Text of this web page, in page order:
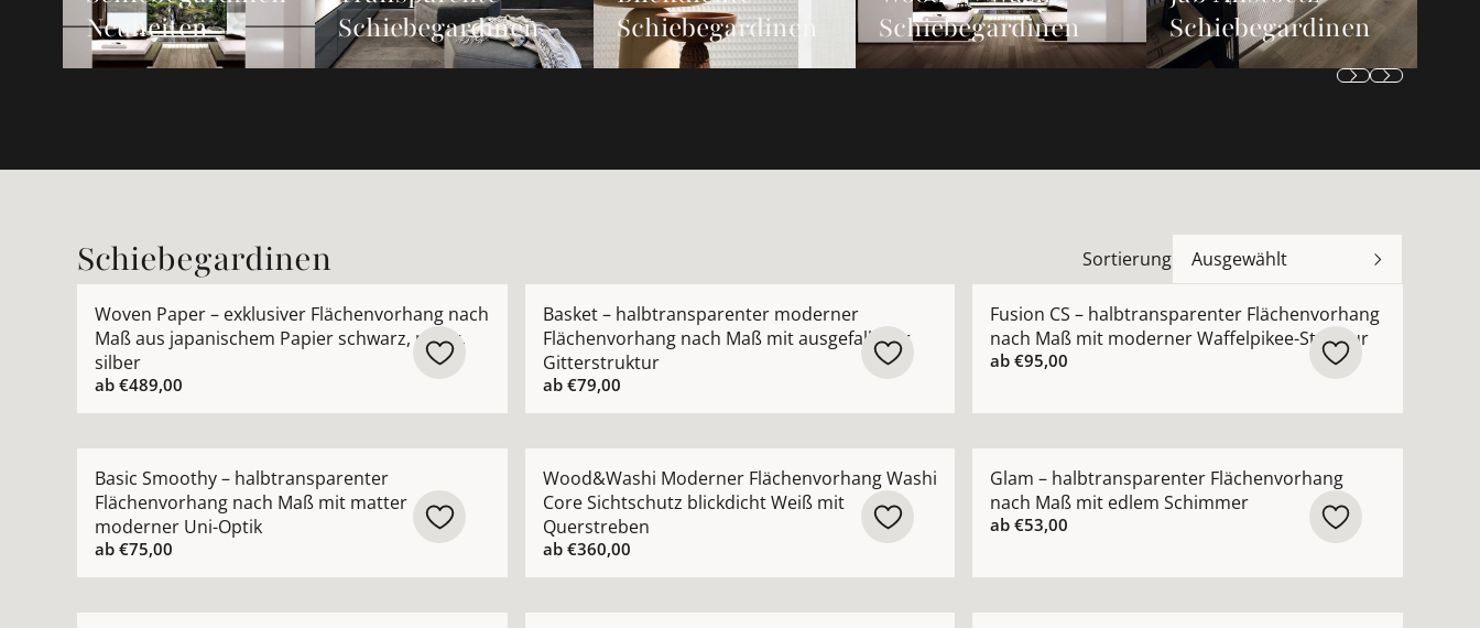
Neuheiten
Schiebegardinen
Schiebegardinen
Schiebegardinen
Schiebegardinen
Schiebegardinen Sortierung Ausgewählt
Woven Paper – exklusiver Flächenvorhang nach
Maß aus japanischem Papier schwarz, natur,
silber
ab €489,00
Basket – halbtransparenter moderner
Flächenvorhang nach Maß mit ausgefallener
Gitterstruktur
ab €79,00
Fusion CS – halbtransparenter Flächenvorhang
nach Maß mit moderner Waffelpikee-Struktur
ab€95,00
Basic Smoothy – halbtransparenter
Flächenvorhang nach Maß mit matter
moderner Uni-Optik
ab €75,00
Wood&Washi Moderner Flächenvorhang Washi
Core Sichtschutz blickdicht Weiß mit
Querstreben
ab €360,00
Glam – halbtransparenter Flächenvorhang
nach Maß mit edlem Schimmer
ab€53,00